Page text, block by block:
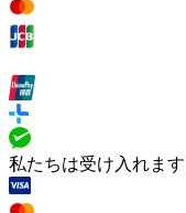
私たちは受け入れます